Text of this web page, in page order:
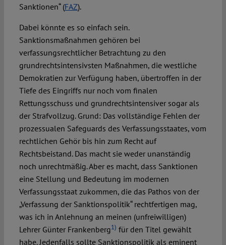
Sanktionen“ (FAZ).
Dabei könnte es so einfach sein.
Sanktionsmaßnahmen gehören bei
verfassungsrechtlicher Betrachtung zu den
grundrechtsintensivsten Maßnahmen, die westliche
Demokratien zur Verfügung haben, übertroffen in der
Tiefe des Eingriffs nur noch vom finalen
Rettungsschuss und grundrechtsintensiver sogar als
der Strafvollzug. Grund: Das vollständige Fehlen der
prozessualen Safeguards des Verfassungsstaates, vom
rechtlichen Gehör bis hin zum Recht auf
Rechtsbeistand. Das macht sie weder unanständig
noch unrechtmäßig. Aber es macht, dass Sanktionen
eine Stellung und Bedeutung im modernen
Verfassungsstaat zukommen, die das Pathos von der
„Verfassung der Sanktionspolitik“ rechtfertigen mag,
was ich in Anlehnung an meinen (unfreiwilligen)
Lehrer Günter Frankenberg1) für den Titel gewählt
habe. Jedenfalls sollte Sanktionspolitik als eminent